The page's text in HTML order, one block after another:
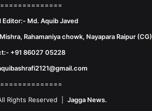
Editor:- Md. Aquib Javed
Rahamaniya chowk, Nayapara Raipur (CG)
+91 86027 05228
Rights Reserved | Jagga News.